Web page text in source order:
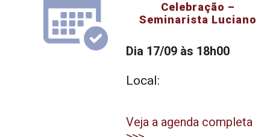
Celebração –
Seminarista Luciano
Dia 17/09 às 18h00
Local:
Veja a agenda completa